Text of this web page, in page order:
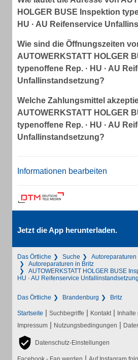
HOLGER BUSE Inspektion
HU · AU Reifenservice
Wie sind die Öffnungszeiten
AUTOWERKSTATT HOLGER
typenoffene Rep. · HU · AU
Unfallinstandsetzung?
Welche Zahlungsmittel
AUTOWERKSTATT HOLGER
typenoffene Rep. · HU · AU
Unfallinstandsetzung?
Informationen bearbeiten
Jetzt die App herunterladen.
Das Örtliche Suche
Autoreparaturen
Autoreparaturen in Britz
AUTOWERKSTATT HOLGER BUSE
HU · AU Reifenservice Unfallinstandsetzung
Das Örtliche Brandenburg Britz
Startseite | Suchbegriffe | Kontakt | Inhalte
Impressum | Nutzungsbedingungen |
Datenschutz-Einstellungen
|